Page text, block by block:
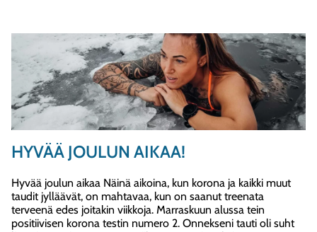
HYVÄÄ JOULUN AIKAA!
Hyvää joulun aikaa Näinä aikoina, kun korona ja kaikki muut
taudit jylläävät, on mahtavaa, kun on saanut treenata
terveenä edes joitakin viikkoja. Marraskuun alussa tein
positiivisen korona testin numero 2. Onnekseni tauti oli suht